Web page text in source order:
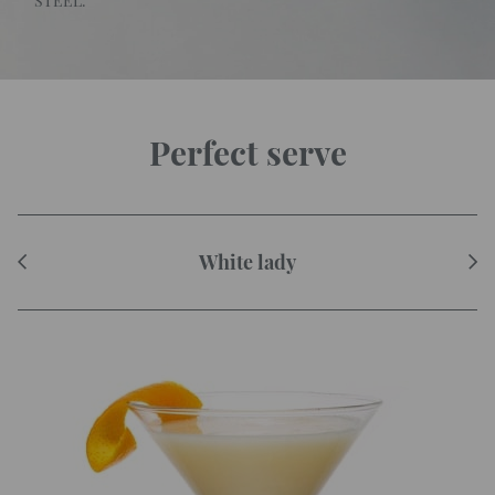
Perfect serve
White lady